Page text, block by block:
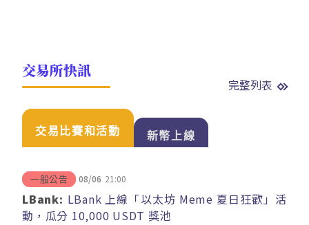
交易所快訊
完整列表
交易比賽和活動 新幣上線
一般公告 08/06 21:00
LBank: LBank 上線「以太坊 Meme 夏日狂歡」活
動，瓜分 10,000 USDT 獎池